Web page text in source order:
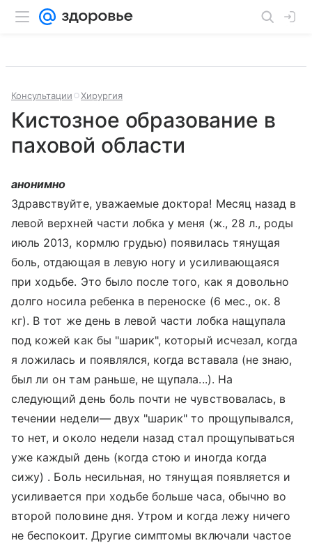
Консультации Хирургия
Кистозное образование в
паховой области
анонимно
Здравствуйте, уважаемые доктора! Месяц назад в
левой верхней части лобка у меня (ж., 28 л., роды
июль 2013, кормлю грудью) появилась тянущая
боль, отдающая в левую ногу и усиливающаяся
при ходьбе. Это было после того, как я довольно
долго носила ребенка в переноске (6 мес., ок. 8
кг). В тот же день в левой части лобка нащупала
под кожей как бы "шарик", который исчезал, когда
я ложилась и появлялся, когда вставала (не знаю,
был ли он там раньше, не щупала...). На
следующий день боль почти не чувствовалась, в
течении недели— двух "шарик" то прощупывался,
то нет, и около недели назад стал прощупываться
уже каждый день (когда стою и иногда когда
сижу) . Боль несильная, но тянущая появляется и
усиливается при ходьбе больше часа, обычно во
второй половине дня. Утром и когда лежу ничего
не беспокоит. Другие симптомы включали частое